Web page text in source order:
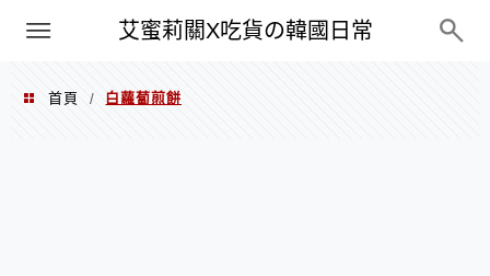
艾蜜莉關X吃貨の韓國日常
PXN
首頁 / 白蘿蔔煎餅